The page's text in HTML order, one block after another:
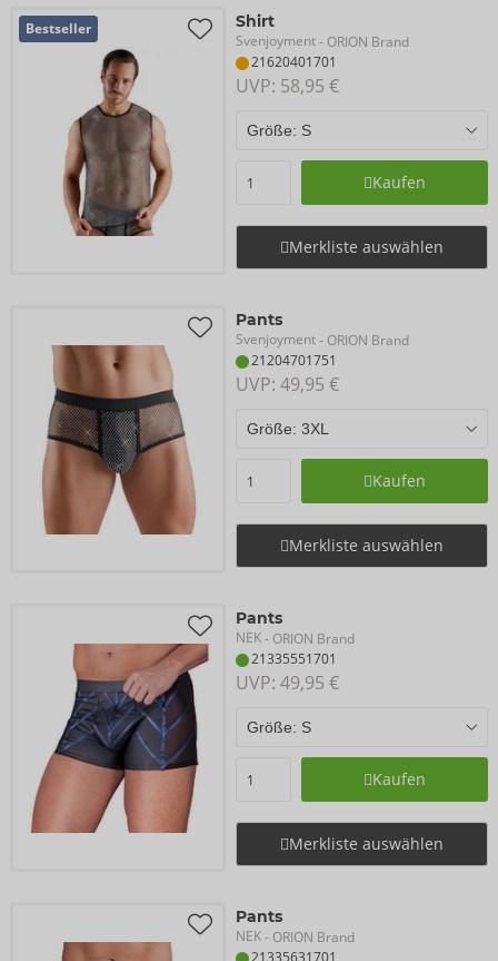
Bestseller Shirt
Svenjoyment- ORION Brand
21620401701
UVP: 58,95 €
Kaufen
Merkliste auswählen
Pants
Svenjoyment- ORION Brand
21204701751
UVP: 49,95 €
Kaufen
Merkliste auswählen
Pants
NEK- ORION Brand
21335551701
UVP: 49,95 €
Kaufen
Merkliste auswählen
Pants
NEK- ORION Brand